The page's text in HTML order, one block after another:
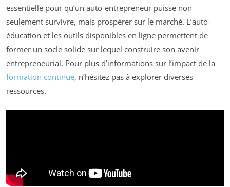
essentielle pour qu’un auto-entrepreneur puisse non
seulement survivre, mais prospérer sur le marché. L’auto-
éducation et les outils disponibles en ligne permettent de
former un socle solide sur lequel construire son avenir
entrepreneurial. Pour plus d’informations sur l’impact de la
formation continue, n’hésitez pas à explorer diverses
ressources.